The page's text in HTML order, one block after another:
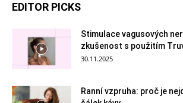
EDITOR PICKS
Stimulace vagusových
zkušenost s použitím
30.11.2025
Ranní vzpruha: proč je